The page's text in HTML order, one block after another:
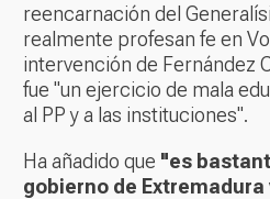
reencarnación del
realmente profesan fe en
intervención de Fernández
fue "un ejercicio de mala
al PP y a las instituciones".
Ha añadido que "es
gobierno de Extremadura